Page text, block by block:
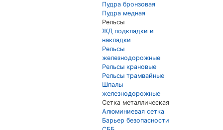
Пудра бронзовая
Пудра медная
Рельсы
ЖД подкладки и
накладки
Рельсы
железнодорожные
Рельсы крановые
Рельсы трамвайные
Шпалы
железнодорожные
Сетка металлическая
Алюминиевая сетка
Барьер безопасности